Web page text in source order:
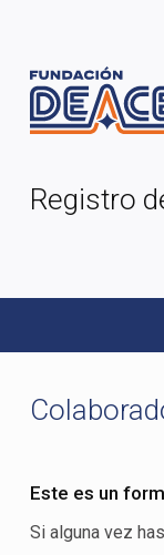
main
content
Registro
Voluntariado
-
Este es un
Si alguna vez